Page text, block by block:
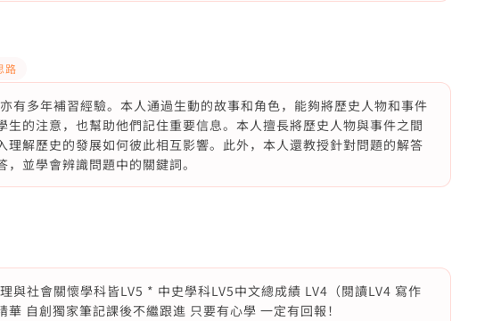
路
有多年補習經驗。本人通過生動的故事和角色，能夠將歷史人物和事件
生的注意，也幫助他們記住重要信息。本人擅長將歷史人物與事件之間
理解歷史的發展如何彼此相互影響。此外，本人還教授針對問題的解答
並學會辨識問題中的關鍵詞。
與社會關懷學科皆LV5 * 中史學科LV5中文總成績 LV4（閱讀LV4 寫作
自創獨家筆記課後不繼跟進 只要有心學 一定有回報！